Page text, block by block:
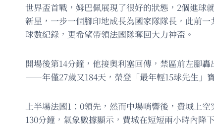
世界盃首戰，姆巴佩展現了很好的狀態，2個進球
新星，一步一個腳印地成長為國家隊隊長，此前
球數紀錄，更希望帶領法國隊奪回大力神盃。
開場後第14分鐘，他接奧利塞回傳，禁區前左腳
——年僅27歲又184天，榮登「最年輕15球先生」
上半場法國1：0領先，然而中場哨響後，費城上
130分鐘，氣象數據顯示，費城在短短兩小時內降